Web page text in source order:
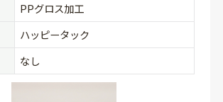
PPグロス加工
ハッピータック
なし